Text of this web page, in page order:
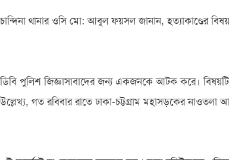
চান্দিনা থানার ওসি মো: আবুল ফয়সল জানান, হত্যাকাণ্ডের
ডিবি পুলিশ জিজ্ঞাসাবাদের জন্য একজনকে আটক করে।
উল্লেখ্য, গত রবিবার রাতে ঢাকা-চট্টগ্রাম মহাসড়কের নাওতলা